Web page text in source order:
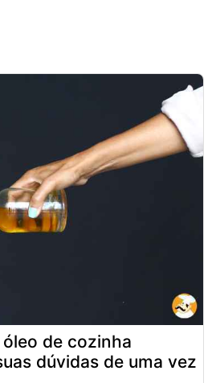
de cozinha
dúvidas de uma vez